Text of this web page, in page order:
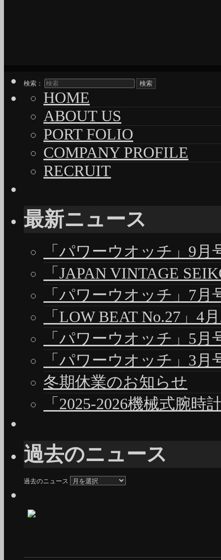
検索：
HOME
ABOUT US
PORT FOLIO
COMPANY PROFILE
RECRUIT
最新ニュース
「パワーウオッチ」9月
「JAPAN VINTAGE
「パワーウオッチ」7月
「LOW BEAT No.27」4
「パワーウオッチ」5月
「パワーウオッチ」3月
冬期休業のお知らせ
「2025-2026機械式腕時
過去のニュース
過去のニュース